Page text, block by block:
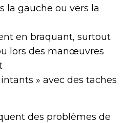
la gauche ou vers la
en braquant, surtout
lors des manœuvres
» avec des taches
des problèmes de